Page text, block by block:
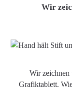
Wir
Wir zeichnen
Grafiktablett.